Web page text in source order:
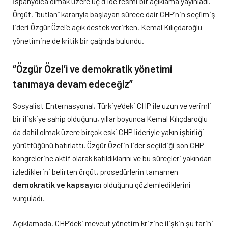
Örgüt, “butlan” kararıyla başlayan sürece dair CHP’nin seçilmiş
lideri Özgür Özel’e açık destek verirken, Kemal Kılıçdaroğlu
yönetimine de kritik bir çağrıda bulundu.
“Özgür Özel’i ve demokratik yönetimi
tanımaya devam edeceğiz”
Sosyalist Enternasyonal, Türkiye’deki CHP ile uzun ve verimli
bir ilişkiye sahip olduğunu, yıllar boyunca Kemal Kılıçdaroğlu
da dahil olmak üzere birçok eski CHP lideriyle yakın işbirliği
yürüttüğünü hatırlattı. Özgür Özel’in lider seçildiği son CHP
kongrelerine aktif olarak katıldıklarını ve bu süreçleri yakından
izlediklerini belirten örgüt, prosedürlerin tamamen
demokratik ve kapsayıcı olduğunu gözlemlediklerini
vurguladı.
Açıklamada, CHP’deki mevcut yönetim krizine ilişkin şu tarihi